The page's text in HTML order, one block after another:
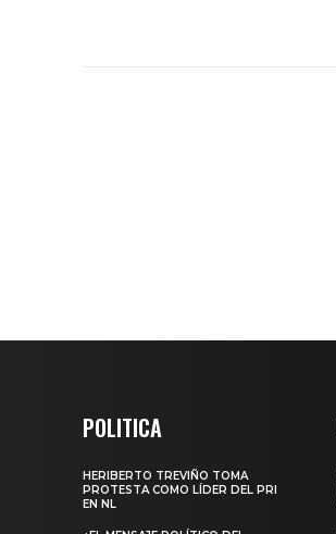
POLITICA
HERIBERTO TREVIÑO TOMA
PROTESTA COMO LÍDER DEL PRI
EN NL